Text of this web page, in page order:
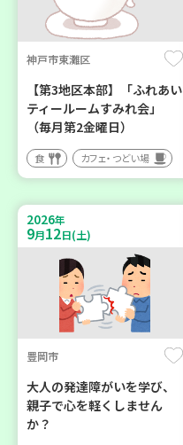
神戸市東灘区
【第3地区本部】「ふれあい
ティールームすみれ会」
（毎月第2金曜日）
食 カフェ・つどい場
2026年
9月12日(土)
豊岡市
大人の発達障がいを学び、
親子で心を軽くしません
か？